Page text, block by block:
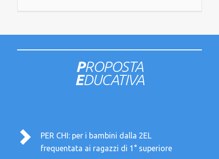
PROPOSTA
EDUCATIVA
PER CHI: per i bambini dalla 2EL
frequentata ai ragazzi di 1° superiore